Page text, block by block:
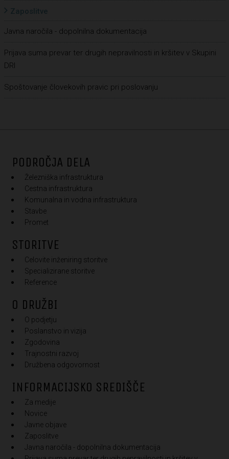
Zaposlitve
Javna naročila - dopolnilna dokumentacija
Prijava suma prevar ter drugih nepravilnosti in kršitev v Skupini
DRI
Spoštovanje človekovih pravic pri poslovanju
PODROČJA DELA
Železniška infrastruktura
Cestna infrastruktura
Komunalna in vodna infrastruktura
Stavbe
Promet
STORITVE
Celovite inženiring storitve
Specializirane storitve
Reference
O DRUŽBI
O podjetju
Poslanstvo in vizija
Zgodovina
Trajnostni razvoj
Družbena odgovornost
INFORMACIJSKO SREDIŠČE
Za medije
Novice
Javne objave
Zaposlitve
Javna naročila - dopolnilna dokumentacija